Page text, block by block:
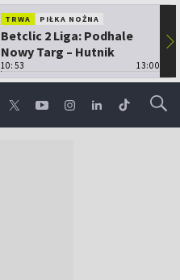
TRWA PIŁKA NOŻNA
Betclic 2 Liga: Podhale
Nowy Targ – Hutnik
Kraków
10:53 13:00
▶